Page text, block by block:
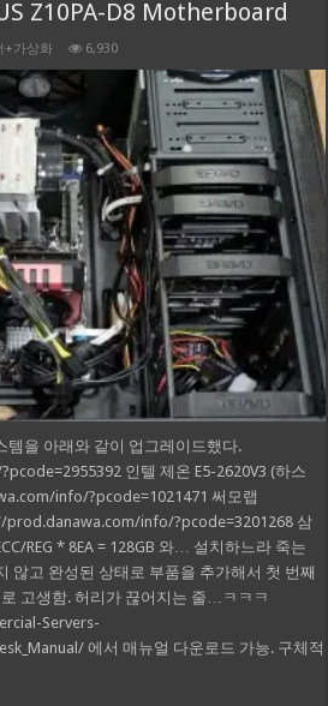
Z10PA-D8 Motherboard
+가상화 6,930
템을 아래와 같이 업그레이드했다.
인텔 제온 E5-2620V3 (하스
info/?pcode=1021471 써모랩
prod.danawa.com/info/?pcode=3201268 삼
REG * 8EA = 128GB 와… 설치하느라 죽는
않고 완성된 상태로 부품을 추가해서 첫 번째
고생함. 허리가 끊어지는 줄…ㅋㅋㅋ
Servers-
에서 매뉴얼 다운로드 가능. 구체적